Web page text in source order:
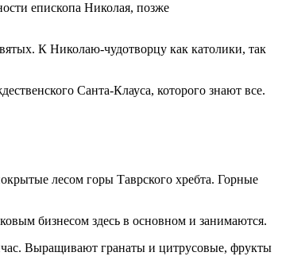
епископа Николая, позже
К Николаю-чудотворцу как католики, так
Санта-Клауса, которого знают все.
лесом горы Таврского хребта. Горные
бизнесом здесь в основном и занимаются.
Выращивают гранаты и цитрусовые, фрукты